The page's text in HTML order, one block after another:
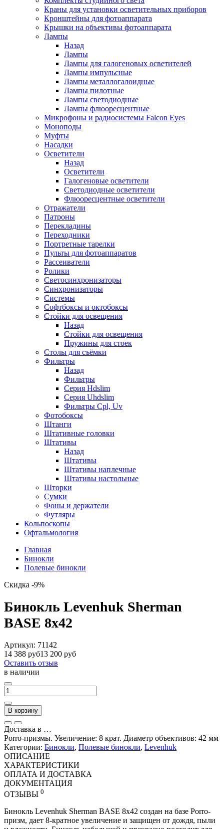
Краны для установки осветительных приборов
Кронштейны для фотоаппарата
Крышки на объективы фотоаппарата
Лампы
Назад
Лампы
Лампы для галогеновых осветителей
Лампы импульсные
Лампы металлогалоидные
Лампы пилотные
Лампы светодиодные
Лампы флюоресцентные
Микрофоны и радиосистемы Falcon Eyes
Моноподы
Муфты
Насадки
Осветители
Назад
Осветители
Галогеновые осветители
Светодиодные осветители
Флюоресцентные осветители
Отражатели
Патроны
Перекладины
Переходники
Портретные тарелки
Пульты для фотоаппаратов
Рассеиватели
Ролики
Светосинхронизаторы
Синхронизаторы
Системы
Софтбоксы и октобоксы
Стойки для освещения
Назад
Стойки для освещения
Пружины для стоек
Столы для съёмки
Фильтры
Назад
Фильтры
Серия Hdslim
Серия Uhdslim
Фильтры Cpl, Uv
Фотобоксы
Штанги
Штативные головки
Штативы
Назад
Штативы
Штативы наплечные
Штативы настольные
Шторки
Сумки
Фоны и держатели
Футляры
Кольпоскопы
Офтальмология
Главная
Бинокли
Полевые бинокли
Скидка -9%
Бинокль Levenhuk Sherman
BASE 8x42
Артикул: 71142
14 388 руб13 200 руб
Оставить отзыв
в наличии
В корзину
Доставка в …
Porro-призмы. Увеличение: 8 крат. Диаметр объективов: 42 мм
Категории: Бинокли, Полевые бинокли, Levenhuk
ОПИСАНИЕ
ХАРАКТЕРИСТИКИ
ОПЛАТА И ДОСТАВКА
ДОКУМЕНТАЦИЯ
ОТЗЫВЫ 0
Бинокль Levenhuk Sherman BASE 8x42 создан на базе Porro-
призм, дает 8-кратное увеличение и защищен от дождя, пыли